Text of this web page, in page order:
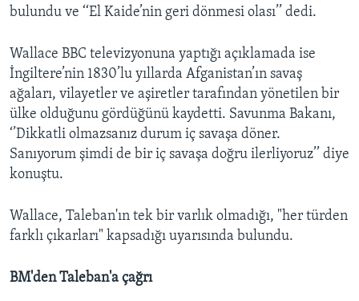
bulundu ve ‘‘El Kaide’nin geri dönmesi olası’’ dedi.
Wallace BBC televizyonuna yaptığı açıklamada ise
İngiltere’nin 1830’lu yıllarda Afganistan’ın savaş
ağaları, vilayetler ve aşiretler tarafından yönetilen bir
ülke olduğunu gördüğünü kaydetti. Savunma Bakanı,
‘’Dikkatli olmazsanız durum iç savaşa döner.
Sanıyorum şimdi de bir iç savaşa doğru ilerliyoruz’’ diye
konuştu.
Wallace, Taleban'ın tek bir varlık olmadığı, "her türden
farklı çıkarları" kapsadığı uyarısında bulundu.
BM'den Taleban'a çağrı